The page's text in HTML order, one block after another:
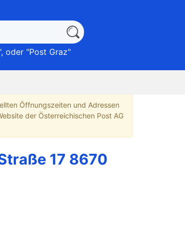
oder "Post Graz"
Öffnungszeiten und Adressen
der Österreichischen Post AG
17 8670